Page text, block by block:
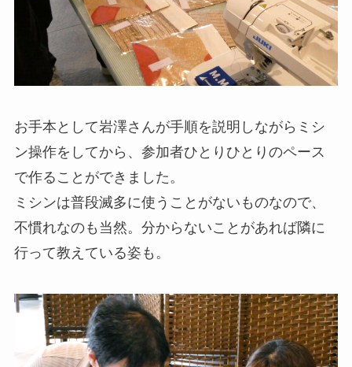
お手本として岩澤さんが手順を説明しながらミシ
ン操作をしてから、参加者ひとりひとりのペース
で作ることができました。
ミシンは普段滅多に使うことがないものなので、
不慣れなのも当然。分からないことがあれば隣に
行って教えている姿も。